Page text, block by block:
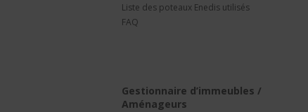
Liste des poteaux Enedis utilisés
FAQ
Gestionnaire d’immeubles /
Aménageurs